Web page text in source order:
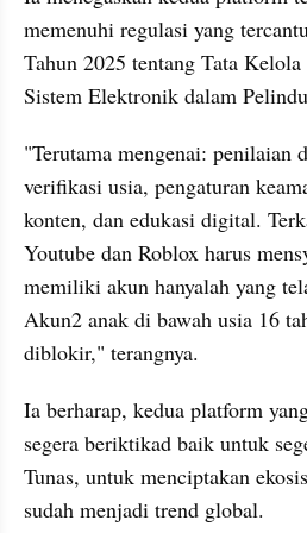
memenuhi regulasi yang
Tahun 2025 tentang Tata Kelola
Sistem Elektronik dalam
"Terutama mengenai: penilaian
verifikasi usia, pengaturan
konten, dan edukasi digital.
Youtube dan Roblox harus
memiliki akun hanyalah yang
Akun2 anak di bawah usia 16
diblokir," terangnya.
Ia berharap, kedua platform
segera beriktikad baik untuk
Tunas, untuk menciptakan
sudah menjadi trend global.